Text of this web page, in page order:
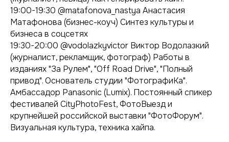
19:00-19:30 @matafonova_nastya Анастасия
Матафонова (бизнес-коуч) Синтез культуры и
бизнеса в соцсетях
19:30-20:00 @vodolazkyvictor Виктор Водолазкий
(журналист, рекламщик, фотограф) Работы в
изданиях "За Рулем", "Off Road Drive", "Полный
привод". Основатель студии "ФотографиКа".
Амбассадор Panasonic (Lumix). Постоянный спикер
фестивалей CityPhotoFest, ФотоВыезд и
крупнейшей российской выставки "ФотоФорум".
Визуальная культура, техника хайпа.